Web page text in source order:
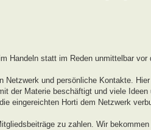
Handeln statt im Reden unmittelbar
Netzwerk und persönliche Kontakte.
der Materie beschäftigt und viele Ideen
eingereichten Horti dem Netzwerk
zu zahlen. Wir